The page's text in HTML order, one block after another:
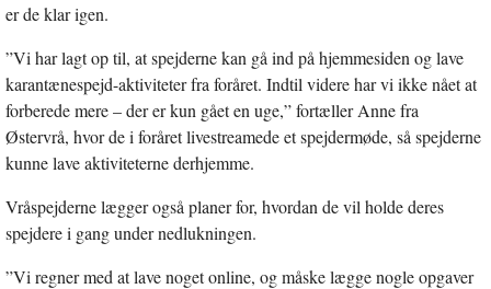
er de klar igen.
”Vi har lagt op til, at spejderne kan gå ind på hjemmesiden og lave
karantænespejd-aktiviteter fra foråret. Indtil videre har vi ikke nået at
forberede mere – der er kun gået en uge,” fortæller Anne fra
Østervrå, hvor de i foråret livestreamede et spejdermøde, så spejderne
kunne lave aktiviteterne derhjemme.
Vråspejderne lægger også planer for, hvordan de vil holde deres
spejdere i gang under nedlukningen.
”Vi regner med at lave noget online, og måske lægge nogle opgaver